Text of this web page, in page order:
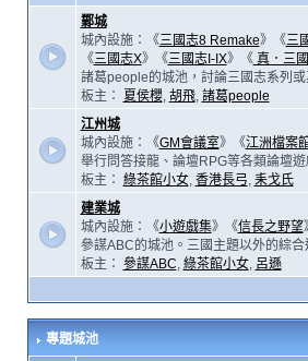
鄴城
城內設施：《三國志8 Remake》《三
《三國志X》《三國志I-IX》《真．三
諸葛people的城池，討論三國志系列或
板主：
夏侯櫻, 胡飛, 諸葛people
江州城
城內設施：《GM會議室》《江洲檔案
舉行問答接龍、論壇RPG等各類論壇遊
板主： 綠茶館小女, 香港長弓, 耒戈氏
建業城
城內設施：《小遊戲集》《信長之野望
參謀ABC的城池。三國主題以外的綜
板主： 參謀ABC, 綠茶館小女, 呂遜
專題城池